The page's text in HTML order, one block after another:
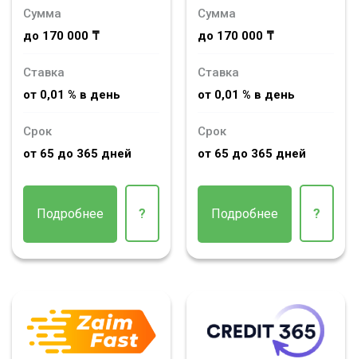
Сумма
до 170 000 ₸
Ставка
от 0,01 % в день
Срок
от 65 до 365 дней
Подробнее ?
Сумма
до 170 000 ₸
Ставка
от 0,01 % в день
Срок
от 65 до 365 дней
Подробнее ?